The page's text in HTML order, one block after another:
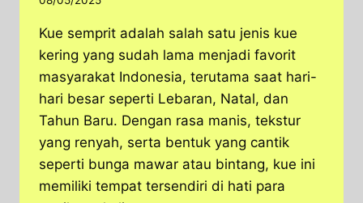
Kue semprit adalah salah satu jenis kue
kering yang sudah lama menjadi favorit
masyarakat Indonesia, terutama saat hari-
hari besar seperti Lebaran, Natal, dan
Tahun Baru. Dengan rasa manis, tekstur
yang renyah, serta bentuk yang cantik
seperti bunga mawar atau bintang, kue ini
memiliki tempat tersendiri di hati para